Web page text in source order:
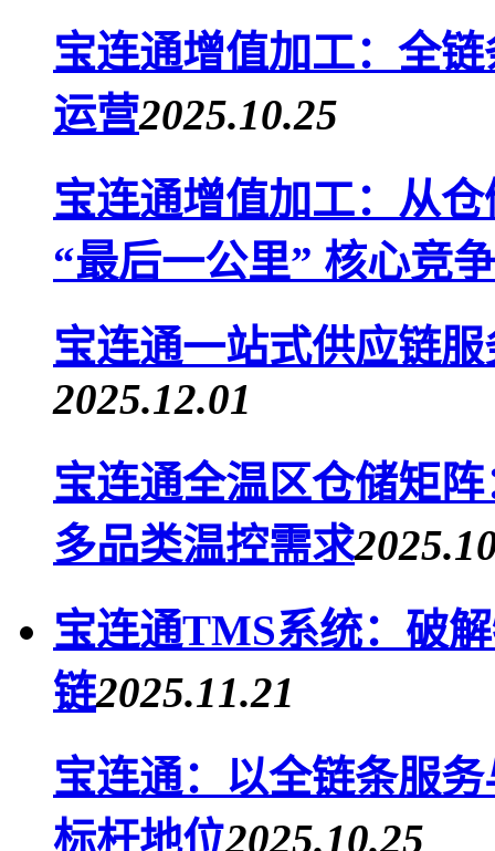
宝连通增值加工：全
运营2025.10.25
宝连通增值加工：从
“最后一公里” 核心竞
宝连通一站式供应链
2025.12.01
宝连通全温区仓储矩
多品类温控需求
宝连通TMS系统：破
链2025.11.21
宝连通：以全链条服
标杆地位2025.10.25